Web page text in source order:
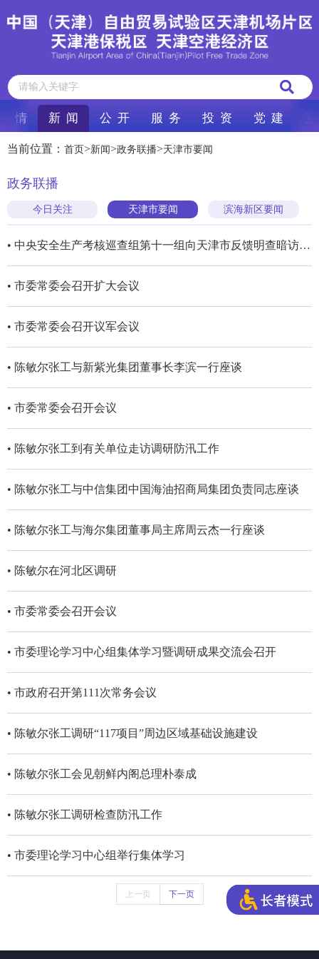
情 新 闻 公 开 服 务 投 资 党 建
当前位置： 首页>新闻>政务联播>天津市要闻
政务联播
今日关注 天津市要闻 滨海新区要闻
• 中央安全生产考核巡查组第十一组向天津市反馈明查暗访情况
• 市委常委会召开扩大会议
• 市委常委会召开议军会议
• 陈敏尔张工与新紫光集团董事长李滨一行座谈
• 市委常委会召开会议
• 陈敏尔张工到有关单位走访调研防汛工作
• 陈敏尔张工与中信集团中国海油招商局集团负责同志座谈
• 陈敏尔张工与海尔集团董事局主席周云杰一行座谈
• 陈敏尔在河北区调研
• 市委常委会召开会议
• 市委理论学习中心组集体学习暨调研成果交流会召开
• 市政府召开第111次常务会议
• 陈敏尔张工调研“117项目”周边区域基础设施建设
• 陈敏尔张工会见朝鲜内阁总理朴泰成
• 陈敏尔张工调研检查防汛工作
• 市委理论学习中心组举行集体学习
上一页 下一页